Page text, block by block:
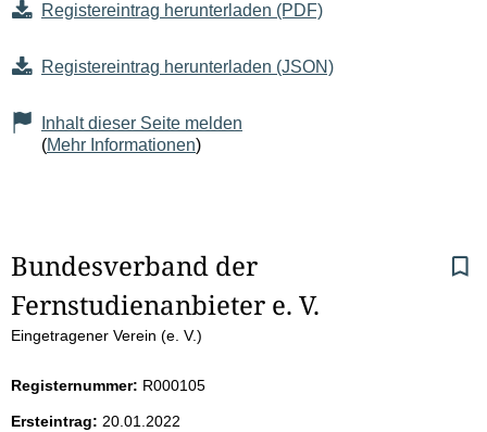
Registereintrag herunterladen (PDF)
Registereintrag herunterladen (JSON)
Inhalt dieser Seite melden
(Mehr Informationen)
S
e
t
Bundesverband der
Fernstudienanbieter e. V.
Eingetragener Verein (e. V.)
Registernummer: R000105
Ersteintrag: 20.01.2022